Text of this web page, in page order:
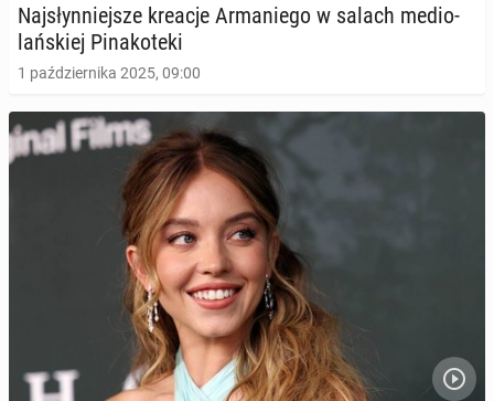
Naj­słyn­niej­sze kreacje Ar­ma­nie­go w salach me­dio­
lań­skiej Pi­na­ko­te­ki
1 października 2025, 09:00